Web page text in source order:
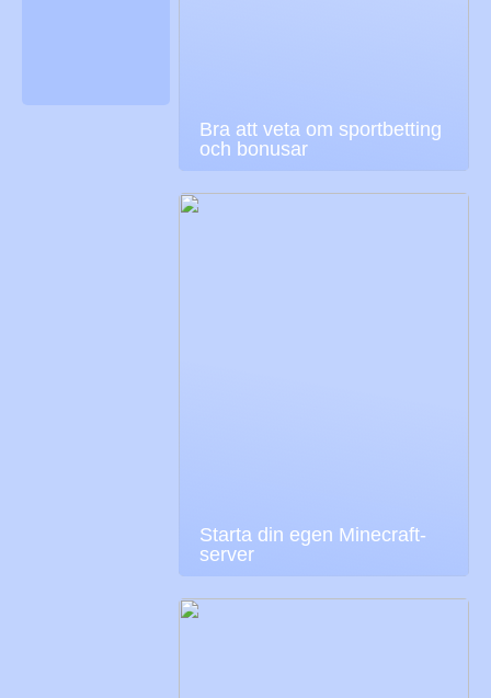
Bra att veta om sportbetting
och bonusar
Starta din egen Minecraft-
server